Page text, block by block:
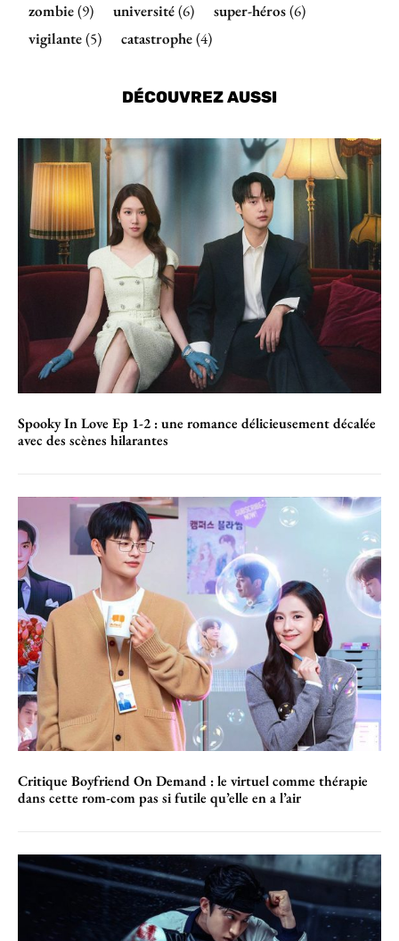
zombie(9) université(6) super-héros(6)
vigilante(5) catastrophe(4)
DÉCOUVREZ AUSSI
Spooky In Love Ep 1-2 : une romance délicieusement décalée
avec des scènes hilarantes
Critique Boyfriend On Demand : le virtuel comme thérapie
dans cette rom-com pas si futile qu’elle en a l’air